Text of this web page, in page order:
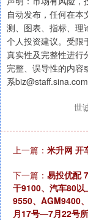
自动发布，任何在
测、图表、指标、理
个人投资建议。受限
真实性及完整性进行
完整、误导性的内容
系
世
上一篇： 米升网 开
下一篇： 易投优配
干9100、汽车80
9550、AGM9400
月17号—7月22号